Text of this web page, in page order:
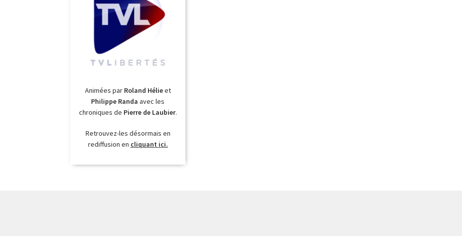
Animées par Roland Hélieet
Philippe Randa avec les
chroniques de Pierre de Laubier.
Retrouvez-les désormais en
rediffusion en cliquant ici.